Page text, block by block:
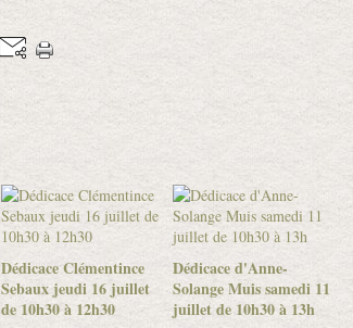
Dédicace Clémentince
Sebaux jeudi 16 juillet
de 10h30 à 12h30
Dédicace d'Anne-
Solange Muis samedi 11
juillet de 10h30 à 13h